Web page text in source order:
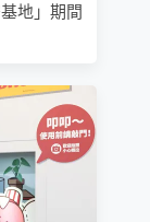
地」期間